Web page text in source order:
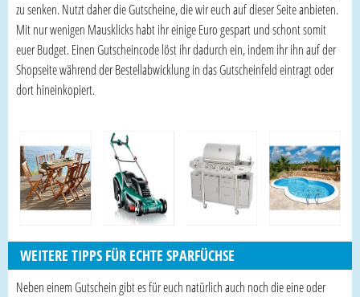
zu senken. Nutzt daher die Gutscheine, die wir euch auf dieser Seite anbieten.
Mit nur wenigen Mausklicks habt ihr einige Euro gespart und schont somit
euer Budget. Einen Gutscheincode löst ihr dadurch ein, indem ihr ihn auf der
Shopseite während der Bestellabwicklung in das Gutscheinfeld eintragt oder
dort hineinkopiert.
WEITERE TIPPS FÜR ECHTE SPARFÜCHSE
Neben einem Gutschein gibt es für euch natürlich auch noch die eine oder